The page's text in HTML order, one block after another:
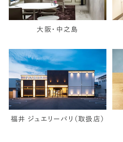
大阪・中之島
福井 ジュエリーパリ（取扱店）